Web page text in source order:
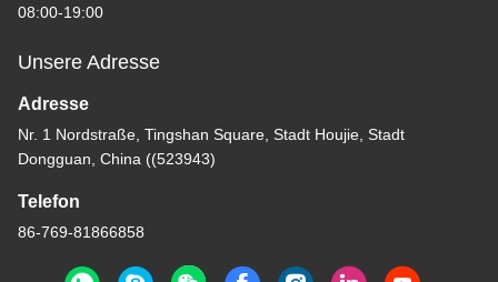
08:00-19:00
Unsere Adresse
Adresse
Nr. 1 Nordstraße, Tingshan Square, Stadt Houjie, Stadt
Dongguan, China ((523943)
Telefon
86-769-81866858